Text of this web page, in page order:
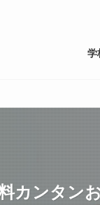
学
カンタン